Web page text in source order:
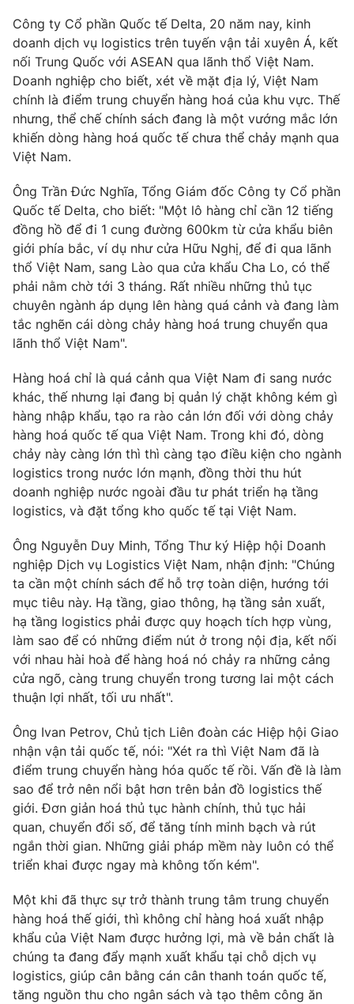
Khán giả
Giải sao mai
Âm nhạc
Sao
Du lịch
Làm đẹp
Chất lượng cuộc sống
Giáo dục
Tuyển sinh
Học trực tuyến
Công nghệ
Hitech Công nghệ tương lai
Sản phẩm
Thị trường
Tư vấn
Giao lưu trực tuyến
Lịch phát sóng
Chuyên mục khác
Emagazine Podcast
Photo Infographic
VTV Money VTV Thể thao
VTV Sức khoẻ Bất động sản
Thị trường 24h Tấm lòng Việt
VTV4 Vươn mình bằng AI
VTV9 VTV8
Liên hệ tòa soạn English
THỜI BÁO VTV
Theo dõi báo trên
Cơ quan chủ quản:Đài Truyền hình Việt Nam
Cơ quan báo chí: Thời báo VTV
Giấy phép hoạt động báo in và báo điện tử số 483/GP-BTTTT
cấp ngày 29/12/2023
Tổng Biên tập:
Vũ Thanh Thủy
Phó Tổng Biên tập:Nguyễn Thị Mỹ Hạnh, Phạm Quốc Thắng,
Nguyễn Trọng Ninh
Tổng đài VTV:024.38 355 931 - 024.38 355 932
Công ty Cổ phần Quốc tế Delta, 20 năm nay, kinh
doanh dịch vụ logistics trên tuyến vận tải xuyên Á, kết
nối Trung Quốc với ASEAN qua lãnh thổ Việt Nam.
Doanh nghiệp cho biết, xét về mặt địa lý, Việt Nam
chính là điểm trung chuyển hàng hoá của khu vực. Thế
nhưng, thể chế chính sách đang là một vướng mắc lớn
khiến dòng hàng hoá quốc tế chưa thể chảy mạnh qua
Việt Nam.
Ông Trần Đức Nghĩa, Tổng Giám đốc Công ty Cổ phần
Quốc tế Delta, cho biết: "Một lô hàng chỉ cần 12 tiếng
đồng hồ để đi 1 cung đường 600km từ cửa khẩu biên
giới phía bắc, ví dụ như cửa Hữu Nghị, để đi qua lãnh
thổ Việt Nam, sang Lào qua cửa khẩu Cha Lo, có thể
phải nằm chờ tới 3 tháng. Rất nhiều những thủ tục
chuyên ngành áp dụng lên hàng quá cảnh và đang làm
tắc nghẽn cái dòng chảy hàng hoá trung chuyển qua
lãnh thổ Việt Nam".
Hàng hoá chỉ là quá cảnh qua Việt Nam đi sang nước
khác, thế nhưng lại đang bị quản lý chặt không kém gì
hàng nhập khẩu, tạo ra rào cản lớn đối với dòng chảy
hàng hoá quốc tế qua Việt Nam. Trong khi đó, dòng
chảy này càng lớn thì thì càng tạo điều kiện cho ngành
logistics trong nước lớn mạnh, đồng thời thu hút
doanh nghiệp nước ngoài đầu tư phát triển hạ tầng
logistics, và đặt tổng kho quốc tế tại Việt Nam.
Ông Nguyễn Duy Minh, Tổng Thư ký Hiệp hội Doanh
nghiệp Dịch vụ Logistics Việt Nam, nhận định: "Chúng
ta cần một chính sách để hỗ trợ toàn diện, hướng tới
mục tiêu này. Hạ tầng, giao thông, hạ tầng sản xuất,
hạ tầng logistics phải được quy hoạch tích hợp vùng,
làm sao để có những điểm nút ở trong nội địa, kết nối
với nhau hài hoà để hàng hoá nó chảy ra những cảng
cửa ngõ, càng trung chuyển trong tương lai một cách
thuận lợi nhất, tối ưu nhất".
Ông Ivan Petrov, Chủ tịch Liên đoàn các Hiệp hội Giao
nhận vận tải quốc tế, nói: "Xét ra thì Việt Nam đã là
điểm trung chuyển hàng hóa quốc tế rồi. Vấn đề là làm
sao để trở nên nổi bật hơn trên bản đồ logistics thế
giới. Đơn giản hoá thủ tục hành chính, thủ tục hải
quan, chuyển đổi số, để tăng tính minh bạch và rút
ngắn thời gian. Những giải pháp mềm này luôn có thể
triển khai được ngay mà không tốn kém".
Một khi đã thực sự trở thành trung tâm trung chuyển
hàng hoá thế giới, thì không chỉ hàng hoá xuất nhập
khẩu của Việt Nam được hưởng lợi, mà về bản chất là
chúng ta đang đẩy mạnh xuất khẩu tại chỗ dịch vụ
logistics, giúp cân bằng cán cân thanh toán quốc tế,
tăng nguồn thu cho ngân sách và tạo thêm công ăn